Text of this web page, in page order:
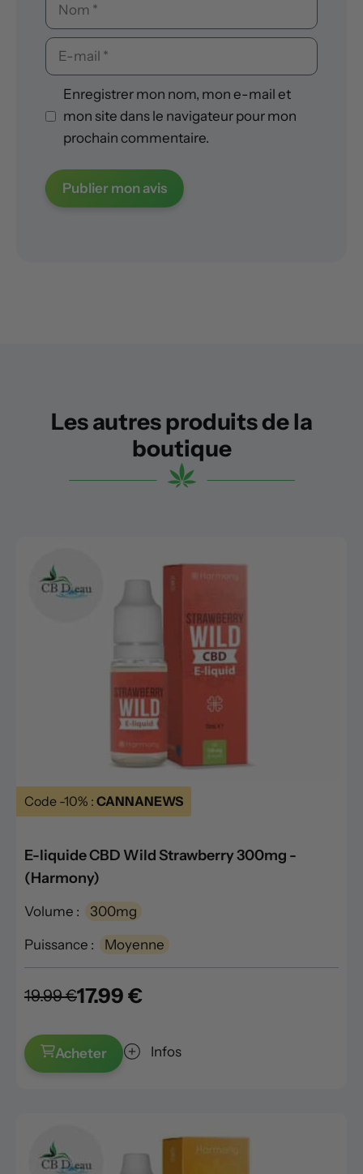
E-
mail
Enregistrer mon nom, mon e-mail et
mon site dans le navigateur pour mon
prochain commentaire.
Les autres produits de la
boutique
Code -10% : CANNANEWS
E-liquide CBD Wild Strawberry 300mg -
(Harmony)
Volume : 300mg
Puissance : Moyenne
19.99 €17.99 €
Acheter Infos